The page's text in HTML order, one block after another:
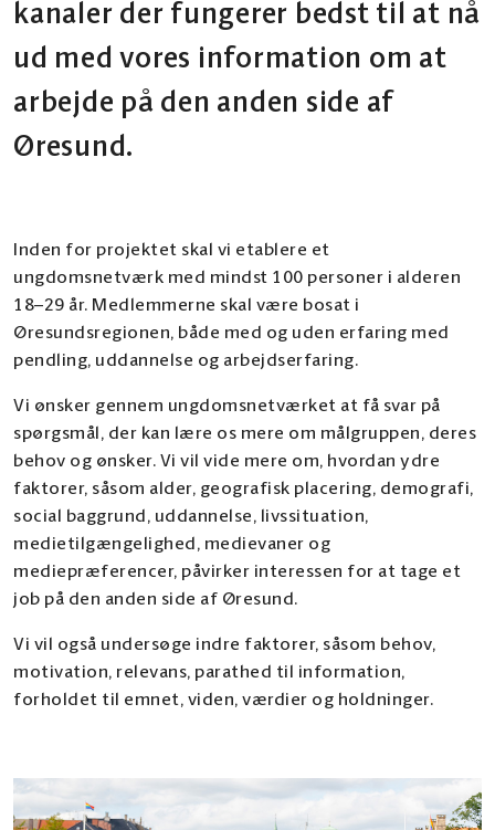
kanaler der fungerer bedst til at nå
ud med vores information om at
arbejde på den anden side af
Øresund.
Inden for projektet skal vi etablere et
ungdomsnetværk med mindst 100 personer i alderen
18–29 år. Medlemmerne skal være bosat i
Øresundsregionen, både med og uden erfaring med
pendling, uddannelse og arbejdserfaring.
Vi ønsker gennem ungdomsnetværket at få svar på
spørgsmål, der kan lære os mere om målgruppen, deres
behov og ønsker. Vi vil vide mere om, hvordan ydre
faktorer, såsom alder, geografisk placering, demografi,
social baggrund, uddannelse, livssituation,
medietilgængelighed, medievaner og
mediepræferencer, påvirker interessen for at tage et
job på den anden side af Øresund.
Vi vil også undersøge indre faktorer, såsom behov,
motivation, relevans, parathed til information,
forholdet til emnet, viden, værdier og holdninger.